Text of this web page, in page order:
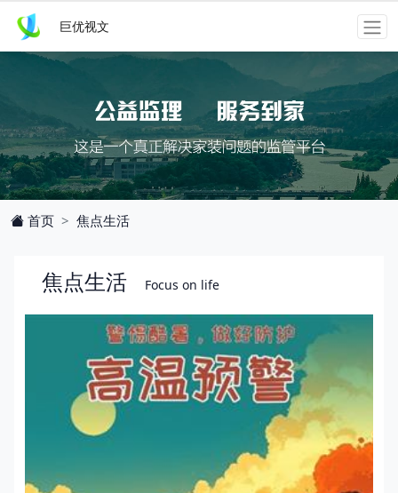
巨优视文
首页 焦点生活
焦点生活 Focus on life